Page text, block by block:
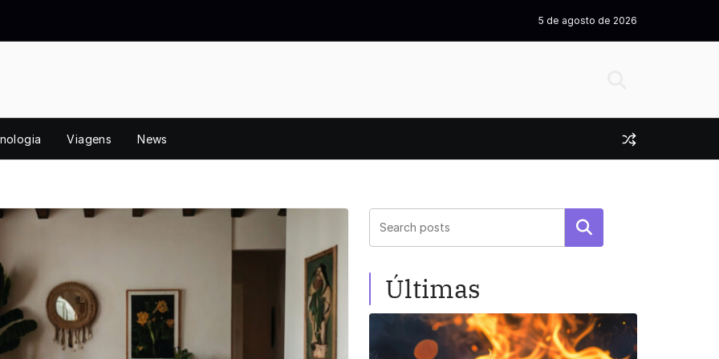
5 de agosto de 2026
Viagens News
Pesquisar
Últimas